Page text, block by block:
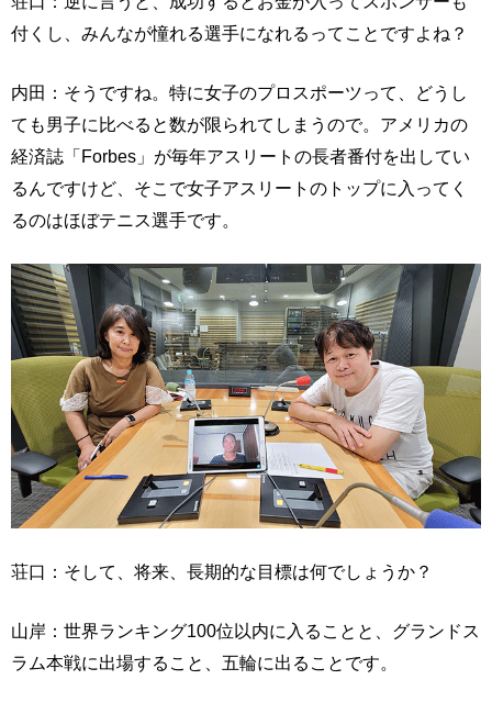
付くし、みんなが憧れる選手になれるってことですよね？
内田：そうですね。特に女子のプロスポーツって、どうし
ても男子に比べると数が限られてしまうので。アメリカの
経済誌「Forbes」が毎年アスリートの長者番付を出してい
るんですけど、そこで女子アスリートのトップに入ってく
るのはほぼテニス選手です。
荘口：そして、将来、長期的な目標は何でしょうか？
山岸：世界ランキング100位以内に入ることと、グランドス
ラム本戦に出場すること、五輪に出ることです。